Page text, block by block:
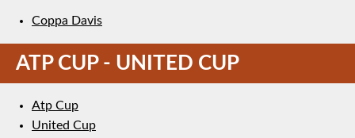
Coppa Davis
ATP CUP - UNITED CUP
Atp Cup
United Cup